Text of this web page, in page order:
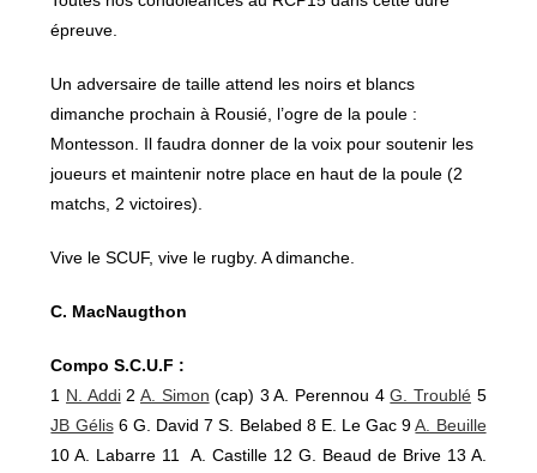
épreuve.
Un adversaire de taille attend les noirs et blancs
dimanche prochain à Rousié, l’ogre de la poule :
Montesson. Il faudra donner de la voix pour soutenir les
joueurs et maintenir notre place en haut de la poule (2
matchs, 2 victoires).
Vive le SCUF, vive le rugby. A dimanche.
C. MacNaugthon
Compo S.C.U.F :
1 N. Addi2 A. Simon (cap) 3 A. Perennou 4G. Troublé 5
JB Gélis6 G. David 7 S. Belabed 8 E. Le Gac 9A. Beuille
10 A. Labarre 11 A. Castille 12 G. Beaud de Brive 13 A.